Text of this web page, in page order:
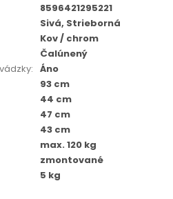
8596421295221
Sivá, Strieborná
Kov / chrom
Čalúnený
: Áno
93 cm
44 cm
47 cm
43 cm
max. 120 kg
zmontované
5 kg